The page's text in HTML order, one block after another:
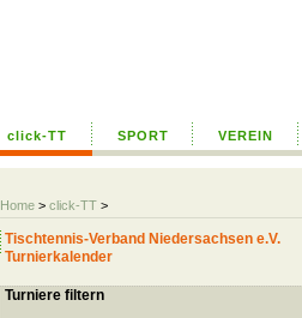
click-TT SPORT VEREIN
Home > click-TT >
Tischtennis-Verband Niedersachsen e.V.
Turnierkalender
Turniere filtern